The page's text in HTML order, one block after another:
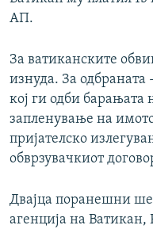
АП.
За ватиканските
изнуда. За одбраната
кој ги одби барањата
запленување на
пријателско
обврзувачкиот
Двајца поранешни
агенција на Ватикан,